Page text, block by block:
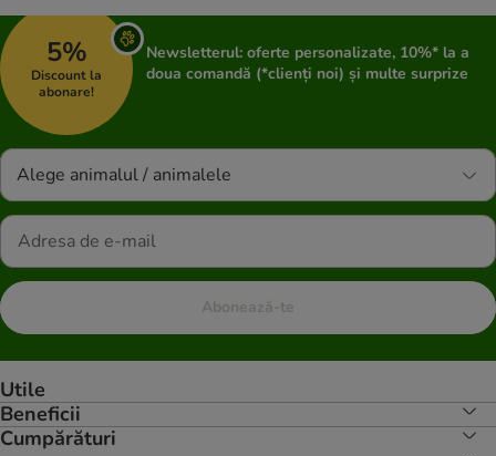
5%
Discount la
abonare!
Newsletterul: oferte personalizate, 10%* la a
doua comandă (*clienți noi) și multe surprize
Alege animalul / animalele
Abonează-te
Utile
Beneficii
Cumpărături